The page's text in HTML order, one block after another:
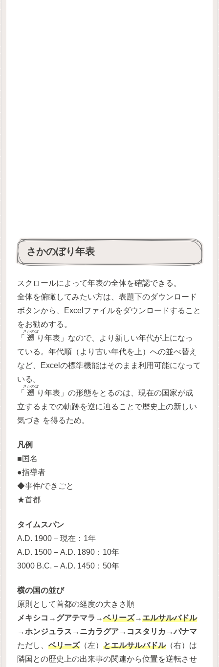
さかのぼり年表
スクロールによって年表の全体を確認できる。
全体を俯瞰してみたい方は、表題下のダウンロード
ボタンから、Excelファイルをダウンロードすること
をお勧めする。
「
遡
さかのぼ
り年表」なので、より新しい年代が上になっ
ている。年代順（より古い年代を上）への並べ替え
など、Excelの標準機能はそのまま利用可能になって
いる。
「
遡
さかのぼ
り年表」の形態をとるのは、現在の国家が成
立するまでの軌跡を逆に辿ることで歴史上の新しい
気づき を得るため。
凡例
■国名
●指導者
◆事件/できごと
★首都
タイムスパン
A.D. 1900 – 現在：1年
A.D. 1500 – A.D. 1890：10年
3000 B.C. – A.D. 1450：50年
横の国の並び
原則として首都の経度の大きさ順
メキシコ→グアテマラ→ベリーズ→エルサルバドル
→ホンジュラス→ニカラグア→コスタリカ→パナマ
ただし、ベリーズ（左）とエルサルバドル（右）は
隣国との歴史上の出来事の関連から位置を逆転させ